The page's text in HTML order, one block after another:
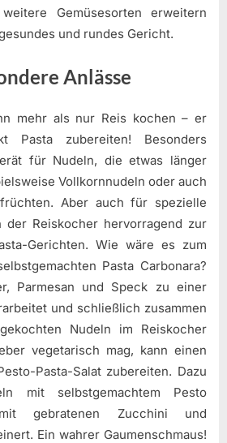
Gemüsesorten erweitern
und rundes Gericht.
Anlässe
mehr als nur Reis kochen – er
Pasta zubereiten! Besonders
für Nudeln, die etwas länger
Vollkornnudeln oder auch
Aber auch für spezielle
der Reiskocher hervorragend zur
Gerichten. Wie wäre es zum
Pasta Carbonara?
Parmesan und Speck zu einer
und schließlich zusammen
Nudeln im Reiskocher
vegetarisch mag, kann einen
Pasta-Salat zubereiten. Dazu
mit selbstgemachtem Pesto
gebratenen Zucchini und
Ein wahrer Gaumenschmaus!